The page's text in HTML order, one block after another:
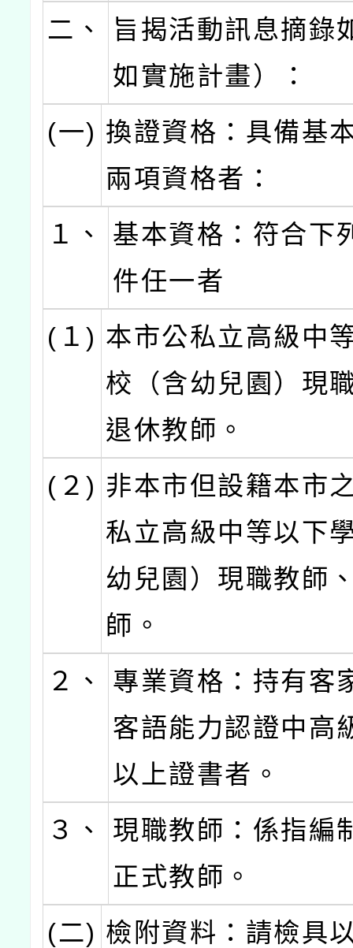
二、
旨揭活動訊息摘錄
如實施計畫）：
(一) 換證資格：具備基
兩項資格者：
１、
基本資格：符合下
件任一者
(１) 本市公私立高級中
校（含幼兒園）現
退休教師。
(２) 非本市但設籍本市
私立高級中等以下
幼兒園）現職教師
師。
２、
專業資格：持有客
客語能力認證中高
以上證書者。
３、
現職教師：係指編
正式教師。
(二) 檢附資料：請檢具